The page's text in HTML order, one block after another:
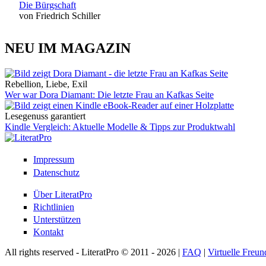
Die Bürgschaft
von Friedrich Schiller
NEU IM MAGAZIN
Rebellion, Liebe, Exil
Wer war Dora Diamant: Die letzte Frau an Kafkas Seite
Lesegenuss garantiert
Kindle Vergleich: Aktuelle Modelle & Tipps zur Produktwahl
Impressum
Datenschutz
Über LiteratPro
Richtlinien
Unterstützen
Kontakt
All rights reserved - LiteratPro © 2011 - 2026 | FAQ | Virtuelle